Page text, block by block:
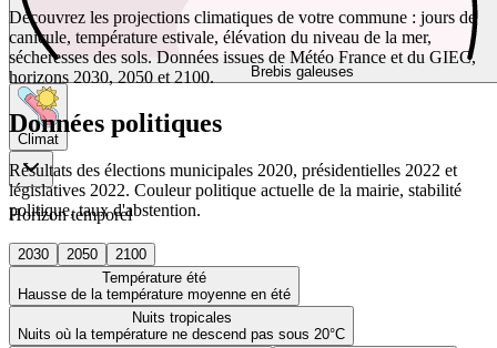
Brebis galeuses
Climat
Horizon temporel
2030 2050
2100
Température été
Hausse de la température moyenne en été
Nuits tropicales
Nuits où la température ne descend pas sous 20°C
Découvrez les projections climatiques de votre commune : jours de
canicule, température estivale, élévation du niveau de la mer,
sécheresses des sols. Données issues de Météo France et du GIEC,
horizons 2030, 2050 et 2100.
Données politiques
Résultats des élections municipales 2020, présidentielles 2022 et
législatives 2022. Couleur politique actuelle de la mairie, stabilité
politique, taux d'abstention.